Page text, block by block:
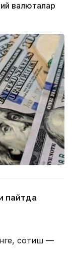
валюталар
пайтда
сотиш —